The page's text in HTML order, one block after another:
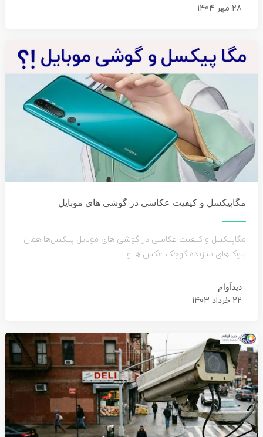
28 مهر 1404
مگاپیکسل و کیفیت عکاسی در گوشی های موبایل
مگاپیکسل و کیفیت عکاسی در گوشی های موبایل پیکسل‌ها همان
بلوک‌های سازنده کوچک عکس ها و
دیدآوام
22 خرداد 1403